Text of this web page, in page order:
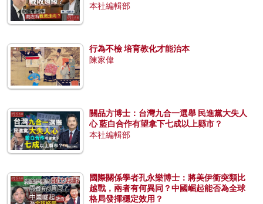
本社編輯部
行為不檢 培育教化才能治本
陳家偉
關品方博士：台灣九合一選舉 民進黨大失人
心 藍白合作有望拿下七成以上縣市？
本社編輯部
國際關係學者孔永樂博士：將美伊衝突類比
越戰，兩者有何異同？中國崛起能否為全球
格局發揮穩定效用？